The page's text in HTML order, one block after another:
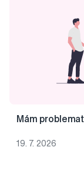
Mám
19. 7. 2026